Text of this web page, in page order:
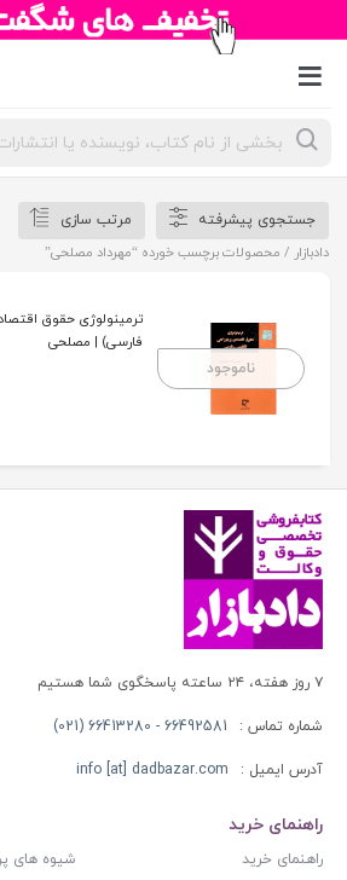
جستجوی
محصولات
جستجوی پیشرفته
مرتب سازی
دادبازار / محصولات برچسب خورده “مهرداد مصلحی”
ناموجود
ترمینولوژی حقوق
فارسی) | مصلحی
۷ روز هفته، ۲۴ ساعته پاسخگوی شما هستیم
شماره تماس : 66492581 - 66413280 (021)
آدرس ایمیل : info [at] dadbazar.com
راهنمای خرید
راهنمای خرید
شیوه های